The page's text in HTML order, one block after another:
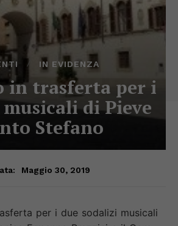
IN EVIDENZA
in trasferta per i
di Pieve
Stefano
Maggio 30, 2019
per i due sodalizi musicali